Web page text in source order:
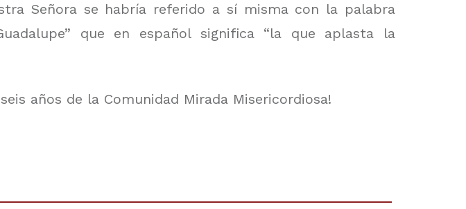
Señora se habría referido a sí misma con la palabra
que en español significa “la que aplasta la
años de la Comunidad Mirada Misericordiosa!